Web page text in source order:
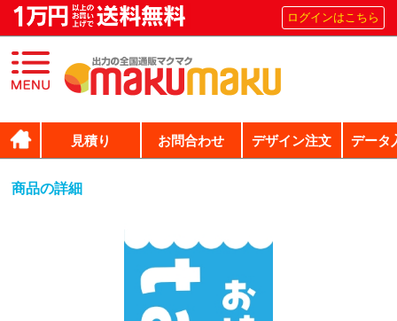
ログインはこちら
見積り お問合わせ デザイン注文 データ
商品の詳細